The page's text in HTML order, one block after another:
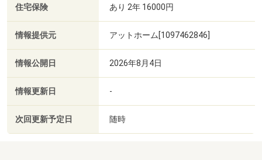
住宅保険 あり 2年 16000円
情報提供元 アットホーム[1097462846]
情報公開日 2026年8月4日
情報更新日 -
次回更新予定日 随時